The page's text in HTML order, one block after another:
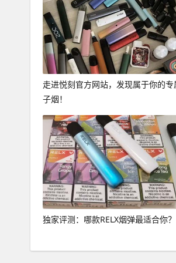
走进悦刻官方网站，发现属于你的专
子烟！
独家评测：哪款RELX烟弹最适合你？